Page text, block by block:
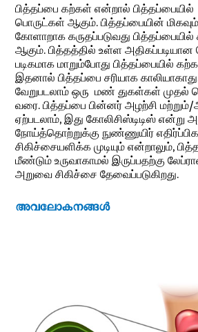
பித்தப்பை கற்கள் என்றால் பித்தப்பையில்
பொருட்கள் ஆகும். பித்தப்பையின்
கோளாறாக கருதப்படுவது
ஆகும். பித்தத்தில் உள்ள
படிகமாக மாறும்போது பித்தப்பையில்
இதனால் பித்தப்பை சரியாக
வேறுபடலாம் ஒரு மண் துகள்கள் முதல்
வரை. பித்தப்பை பின்னர் அழற்சி
ஏற்படலாம், இது கோலிசிஸ்டிடிஸ் என்று
நோய்த்தொற்றுக்கு நுண்ணுயிர்
சிகிச்சையளிக்க முடியும் என்றாலும்,
மீண்டும் உருவாகாமல் இருப்பதற்கு
அறுவை சிகிச்சை தேவைப்படுகிறது.
അവലോകനങ്ങൾ